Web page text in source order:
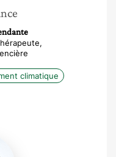
climatique